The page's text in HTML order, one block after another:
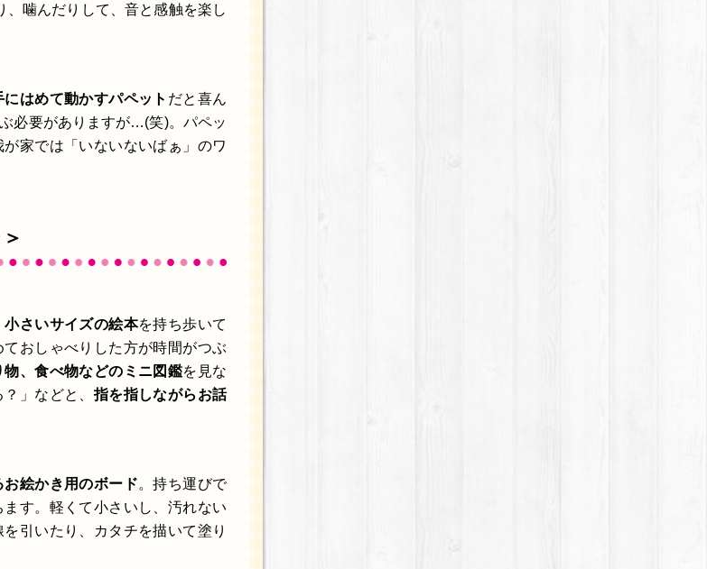
、噛んだりして、音と感触を楽し
にはめて動かすパペット だと喜ん
必要がありますが…(笑)。パペッ
家では「いないないばぁ」のワ
小さいサイズの絵本を持ち歩いて
おしゃべりした方が時間がつぶ
物、食べ物などのミニ図鑑を見な
？」などと、指を指しながらお話
お絵かき用のボード。持ち運びで
す。軽くて小さいし、汚れない
引いたり、カタチを描いて塗り